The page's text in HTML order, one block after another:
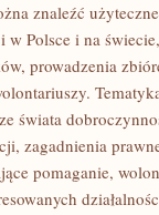
znaleźć
w Polsce i na
prowadzenia
świata
zagadnienia
pomaganie,